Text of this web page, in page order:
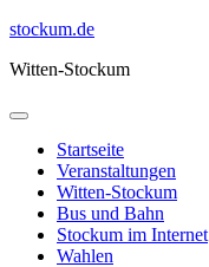
stockum.de
Witten-Stockum
Startseite
Veranstaltungen
Witten-Stockum
Bus und Bahn
Stockum im Internet
Wahlen